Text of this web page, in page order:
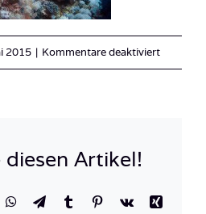
2015 | Kommentare deaktiviertfür
diesen Artikel!
WhatsApp
TelegramTumblrPinterest
Vk
Xing